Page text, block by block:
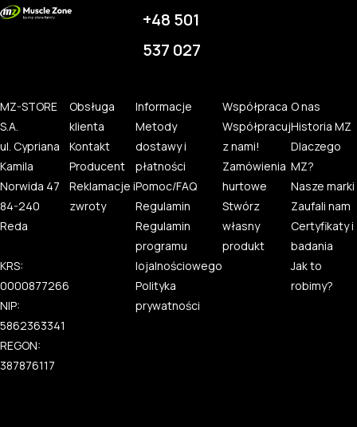
+48 501
537 027
MZ-STORE
S.A.
ul. Cypriana
Kamila
Norwida 47
84-240
Reda
KRS:
0000877266
NIP:
5862363341
REGON:
387876117
Obsługa
klienta
Kontakt
Producent
Reklamacje i
zwroty
Informacje
Metody
dostawy i
płatności
Pomoc/FAQ
Regulamin
Regulamin
programu
lojalnościowego
Polityka
prywatności
Współpraca
Współpracuj
z nami!
Zamówienia
hurtowe
Stwórz
własny
produkt
O nas
Historia MZ
Dlaczego
MZ?
Nasze marki
Zaufali nam
Certyfikaty i
badania
Jak to
robimy?